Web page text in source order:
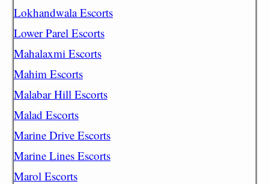
Lokhandwala Escorts
Lower Parel Escorts
Mahalaxmi Escorts
Mahim Escorts
Malabar Hill Escorts
Malad Escorts
Marine Drive Escorts
Marine Lines Escorts
Marol Escorts